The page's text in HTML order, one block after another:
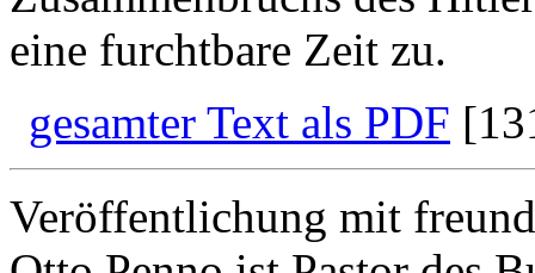
eine furchtbare Zeit zu.
gesamter Text als PDF
Veröffentlichung mit